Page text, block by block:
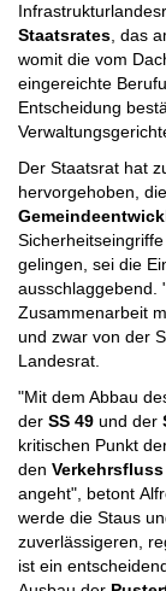
Staatsrates das
womit die vom
eingereichte
Entscheidung
Der Staatsrat hat
hervorgehoben,
gelingen, sei die
ausschlaggebend.
Zusammenarbeit
und zwar von der
Landesrat.
"Mit dem Abbau
der SS 49 und der
kritischen Punkt
den Verkehrsfluss
angeht", betont
werde die Staus
zuverlässigeren,
ist ein